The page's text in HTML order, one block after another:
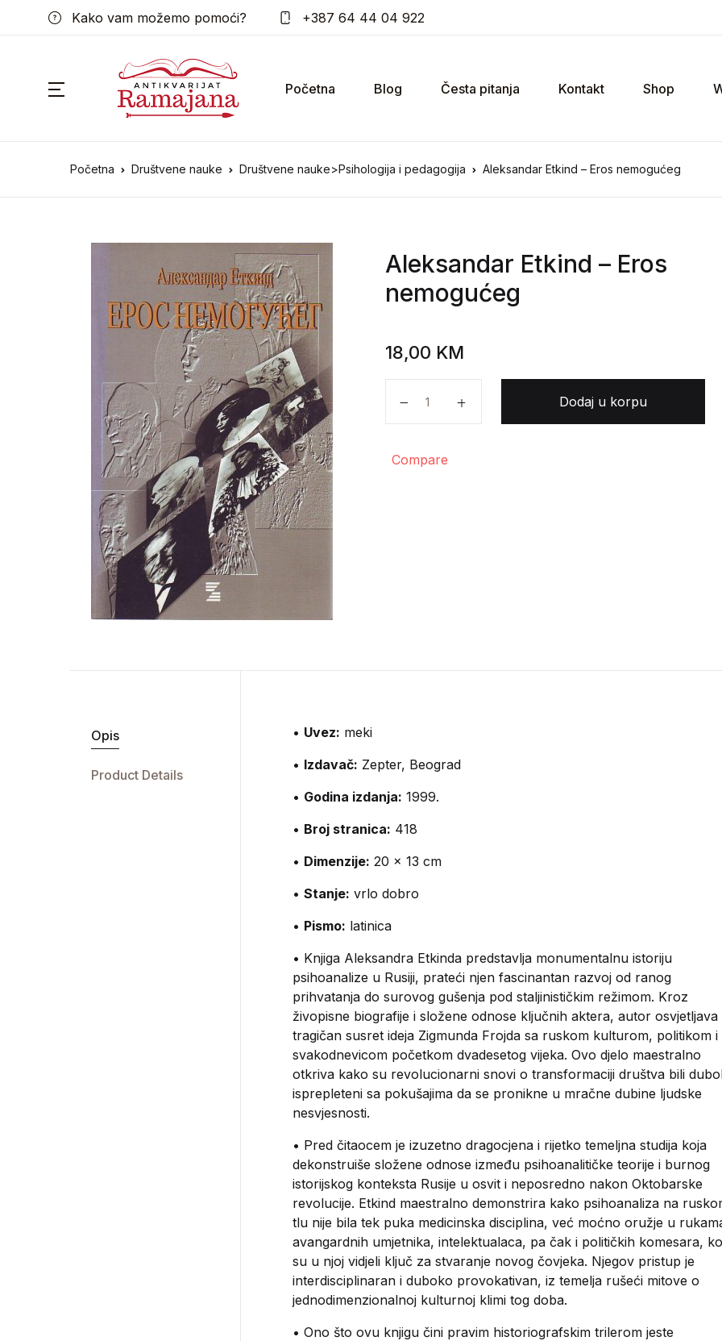
Kako vam možemo pomoći? +387 64 44 04 922
Početna Blog Česta pitanja Kontakt Shop
Početna Društvene nauke Društvene nauke>Psihologija i pedagogija Aleksandar Etkind – Eros nemogućeg
Aleksandar Etkind – Eros
nemogućeg
18,00 KM
Dodaj u korpu
Compare
Opis
Product Details
• Uvez: meki
• Izdavač: Zepter, Beograd
• Godina izdanja: 1999.
• Broj stranica: 418
• Dimenzije: 20 x 13 cm
• Stanje: vrlo dobro
• Pismo: latinica
• Knjiga Aleksandra Etkinda predstavlja monumentalnu istoriju
psihoanalize u Rusiji, prateći njen fascinantan razvoj od ranog
prihvatanja do surovog gušenja pod staljinističkim režimom. Kroz
živopisne biografije i složene odnose ključnih aktera, autor osvjetljava
tragičan susret ideja Zigmunda Frojda sa ruskom kulturom, politikom i
svakodnevicom početkom dvadesetog vijeka. Ovo djelo maestralno
otkriva kako su revolucionarni snovi o transformaciji društva bili
isprepleteni sa pokušajima da se pronikne u mračne dubine ljudske
nesvjesnosti.
• Pred čitaocem je izuzetno dragocjena i rijetko temeljna studija koja
dekonstruiše složene odnose između psihoanalitičke teorije i burnog
istorijskog konteksta Rusije u osvit i neposredno nakon Oktobarske
revolucije. Etkind maestralno demonstrira kako psihoanaliza na
tlu nije bila tek puka medicinska disciplina, već moćno oružje u
avangardnih umjetnika, intelektualaca, pa čak i političkih komesara,
su u njoj vidjeli ključ za stvaranje novog čovjeka. Njegov pristup je
interdisciplinaran i duboko provokativan, iz temelja rušeći mitove o
jednodimenzionalnoj kulturnoj klimi tog doba.
• Ono što ovu knjigu čini pravim historiografskim trilerom jeste